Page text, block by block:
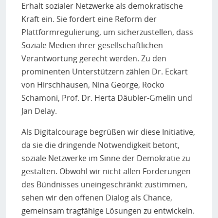
Erhalt sozialer Netzwerke als demokratische
Kraft ein. Sie fordert eine Reform der
Plattformregulierung, um sicherzustellen, dass
Soziale Medien ihrer gesellschaftlichen
Verantwortung gerecht werden. Zu den
prominenten Unterstützern zählen Dr. Eckart
von Hirschhausen, Nina George, Rocko
Schamoni, Prof. Dr. Herta Däubler-Gmelin und
Jan Delay.
Als Digitalcourage begrüßen wir diese Initiative,
da sie die dringende Notwendigkeit betont,
soziale Netzwerke im Sinne der Demokratie zu
gestalten. Obwohl wir nicht allen Forderungen
des Bündnisses uneingeschränkt zustimmen,
sehen wir den offenen Dialog als Chance,
gemeinsam tragfähige Lösungen zu entwickeln.